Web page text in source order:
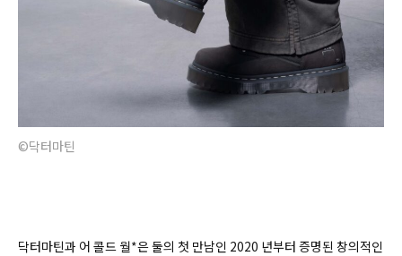
©닥터마틴
닥터마틴과 어 콜드 월*은 둘의 첫 만남인 2020 년부터 증명된 창의적인